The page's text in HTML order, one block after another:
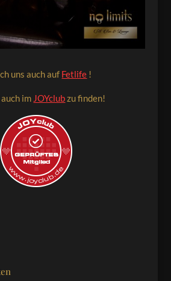
uns auch auf Fetlife !
im JOYclubzu finden!